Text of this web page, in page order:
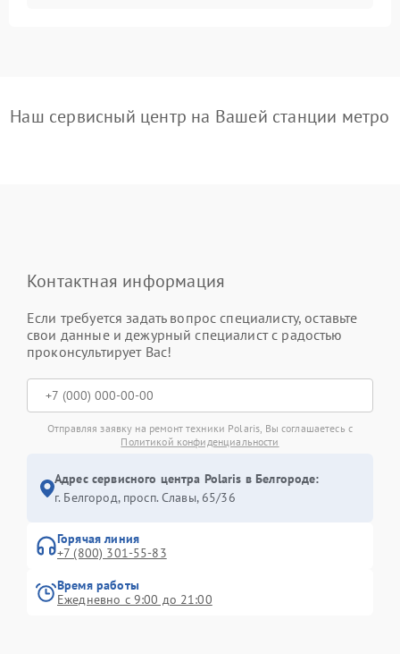
Наш сервисный центр на Вашей станции метро
Контактная информация
Если требуется задать вопрос специалисту, оставьте
свои данные и дежурный специалист с радостью
проконсультирует Вас!
Отправляя заявку на ремонт техники Polaris, Вы соглашаетесь с
Политикой конфиденциальности
Адрес сервисного центра Polaris в Белгороде:
г. Белгород, просп. Славы, 65/36
Горячая линия
+7 (800) 301-55-83
Время работы
Ежедневно с 9:00 до 21:00